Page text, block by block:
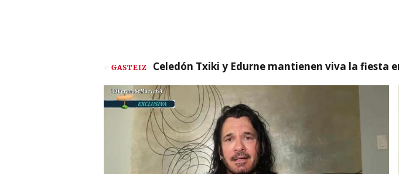
GASTEIZ Celedón Txiki y Edurne mantienen viva la fiesta